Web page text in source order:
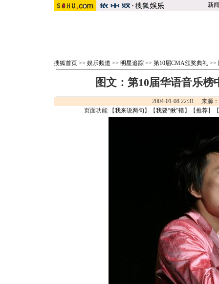
新闻
搜狐首页 >> 娱乐频道 >> 明星追踪 >> 第10届CMA颁奖典礼 >>
图文：第10届华语音乐榜
2004-01-08 22:31 来源
页面功能 【我来说两句 】【我要“揪”错】【推荐】